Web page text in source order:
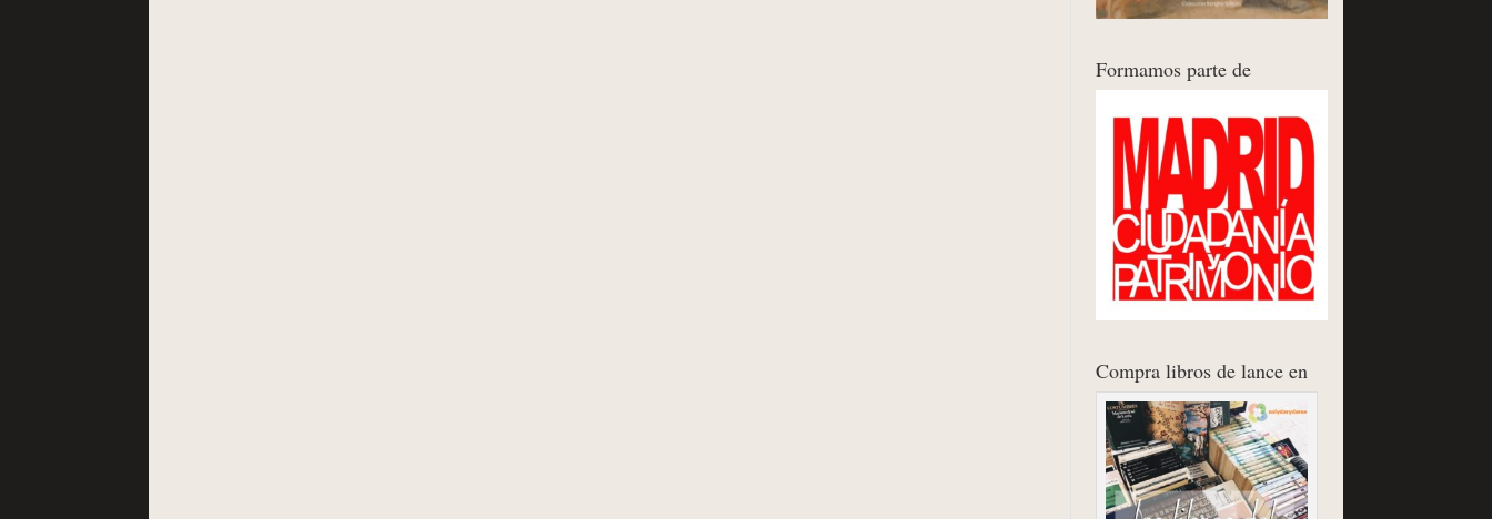
Formamos parte de
Compra libros de lance en